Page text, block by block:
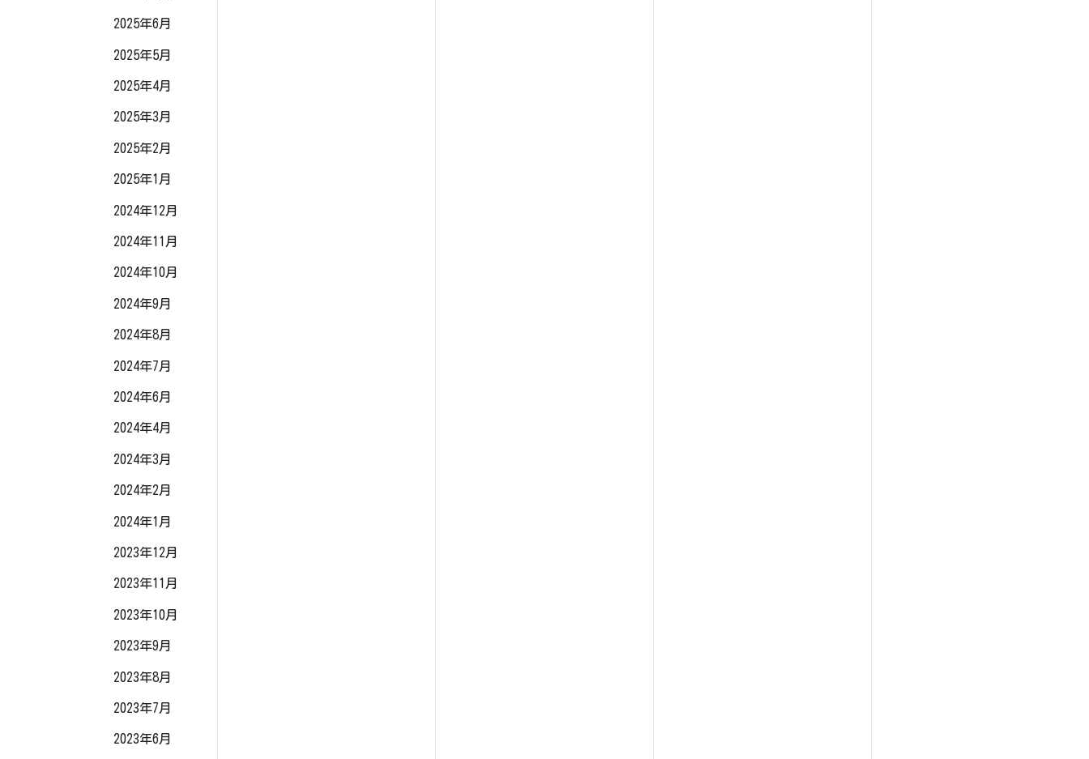
2025年6月
2025年5月
2025年4月
2025年3月
2025年2月
2025年1月
2024年12月
2024年11月
2024年10月
2024年9月
2024年8月
2024年7月
2024年6月
2024年4月
2024年3月
2024年2月
2024年1月
2023年12月
2023年11月
2023年10月
2023年9月
2023年8月
2023年7月
2023年6月